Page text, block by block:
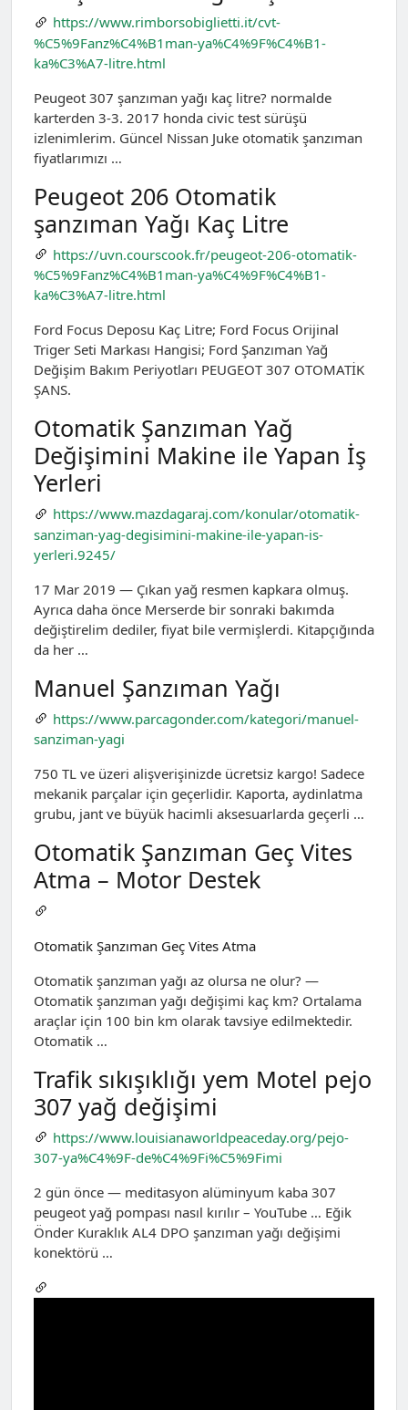
https://www.rimborsobiglietti.it/cvt-
%C5%9Fanz%C4%B1man-ya%C4%9F%C4%B1-
ka%C3%A7-litre.html
Peugeot 307 şanzıman yağı kaç litre? normalde
karterden 3-3. 2017 honda civic test sürüşü
izlenimlerim. Güncel Nissan Juke otomatik şanzıman
fiyatlarımızı …
Peugeot 206 Otomatik
şanzıman Yağı Kaç Litre
https://uvn.courscook.fr/peugeot-206-otomatik-
%C5%9Fanz%C4%B1man-ya%C4%9F%C4%B1-
ka%C3%A7-litre.html
Ford Focus Deposu Kaç Litre; Ford Focus Orijinal
Triger Seti Markası Hangisi; Ford Şanzıman Yağ
Değişim Bakım Periyotları PEUGEOT 307 OTOMATİK
ŞANS.
Otomatik Şanzıman Yağ
Değişimini Makine ile Yapan İş
Yerleri
https://www.mazdagaraj.com/konular/otomatik-
sanziman-yag-degisimini-makine-ile-yapan-is-
yerleri.9245/
17 Mar 2019 — Çıkan yağ resmen kapkara olmuş.
Ayrıca daha önce Merserde bir sonraki bakımda
değiştirelim dediler, fiyat bile vermişlerdi. Kitapçığında
da her …
Manuel Şanzıman Yağı
https://www.parcagonder.com/kategori/manuel-
sanziman-yagi
750 TL ve üzeri alişverişinizde ücretsiz kargo! Sadece
mekanik parçalar için geçerlidir. Kaporta, aydinlatma
grubu, jant ve büyük hacimli aksesuarlarda geçerli …
Otomatik Şanzıman Geç Vites
Atma – Motor Destek
Otomatik Şanzıman Geç Vites Atma
Otomatik şanzıman yağı az olursa ne olur? —
Otomatik şanzıman yağı değişimi kaç km? Ortalama
araçlar için 100 bin km olarak tavsiye edilmektedir.
Otomatik …
Trafik sıkışıklığı yem Motel pejo
307 yağ değişimi
https://www.louisianaworldpeaceday.org/pejo-
307-ya%C4%9F-de%C4%9Fi%C5%9Fimi
2 gün önce — meditasyon alüminyum kaba 307
peugeot yağ pompası nasıl kırılır – YouTube … Eğik
Önder Kuraklık AL4 DPO şanzıman yağı değişimi
konektörü …